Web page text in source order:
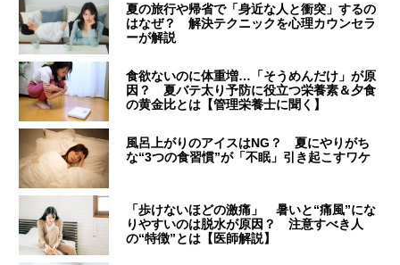
夏の旅行や帰省で「身近な人と衝突」するの
はなぜ？ 解決テクニックを心理カウンセラ
ーが解説
食欲ないのに体重増…「そうめんだけ」が原
因？ 夏バテ太り予防に役立つ栄養素＆夕食
の黄金比とは【管理栄養士に聞く】
風呂上がりのアイスはNG？ 夏にやりがち
な“3つの食習慣”が「不眠」引き起こすワケ
「歩けないほどの激痛」 暑いと“痛風”にな
りやすいのは脱水が原因？ 注意すべき人
の“特徴”とは【医師解説】